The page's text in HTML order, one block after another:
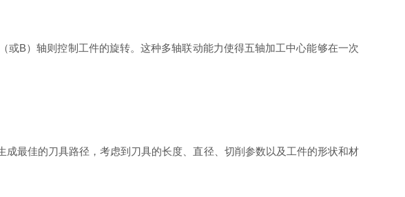
B）轴则控制工件的旋转。这种多轴联动能力使得五轴加工中心能够在一次
最佳的刀具路径，考虑到刀具的长度、直径、切削参数以及工件的形状和材